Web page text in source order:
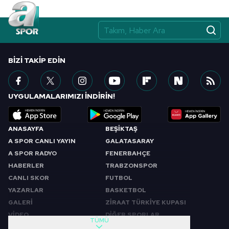
Çerezlere ilişkin tercihlerinizi aşağıda yer alan panel
vasıtasıyla belirleyebilirsiniz. Çerezlere ilişkin detaylı bilgi
için Ayarlar butonuna tıklayabilir,
Çerez Bilgilendirme
Metnimiziziyaret edebilirsiniz.
hazırlanmış Aydınlatma Metnimizi okumak ve sitemizde
ilgili mevzuata uygun olarak kullanılan çerezlerle ilgili bilgi
ANASAYFA
A SPOR CANLI YAYIN
A SPOR RADYO
HABERLER
CANLI SKOR
YAZARLAR
GALERİ
VİDEO
BEŞİKTAŞ
GALATASARAY
FENERBAHÇE
TRABZONSPOR
FUTBOL
BASKETBOL
ZİRAAT TÜRKİYE KUPASI
DİĞER SPORLAR
TÜMÜ
BIZI TAKIP EDIN
UYGULAMALARIMIZI İNDİRİN!